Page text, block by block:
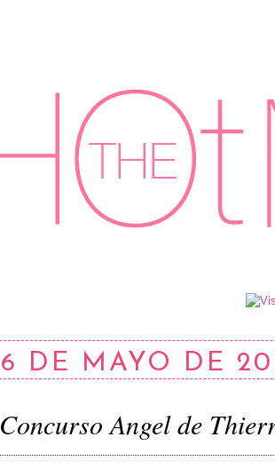
6 DE MAYO DE
Concurso Angel de